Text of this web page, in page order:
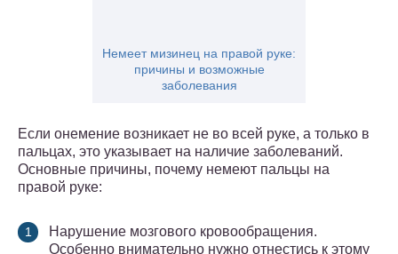
Немеет мизинец на правой руке:
причины и возможные
заболевания
Если онемение возникает не во всей руке, а только в
пальцах, это указывает на наличие заболеваний.
Основные причины, почему немеют пальцы на
правой руке:
Нарушение мозгового кровообращения.
Особенно внимательно нужно отнестись к этому